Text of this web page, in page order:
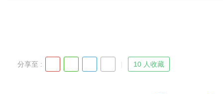
分享至 : 10 人收藏